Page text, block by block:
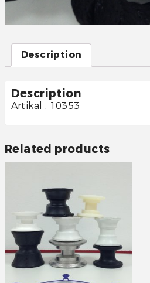
Description
Description
Artikal : 10353
Related products